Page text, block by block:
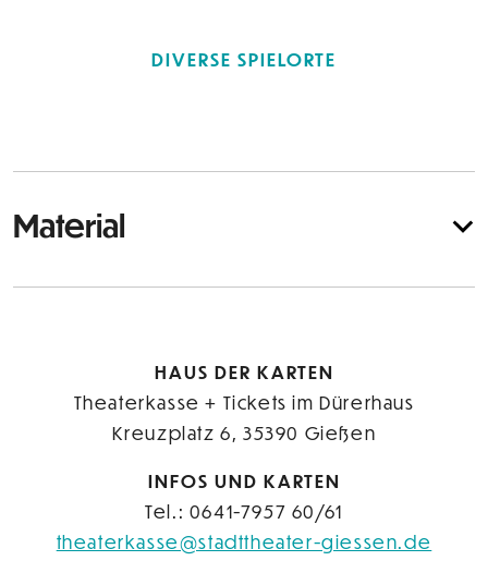
DIVERSE SPIELORTE
Material
HAUS DER KARTEN
Theaterkasse + Tickets im Dürerhaus
Kreuzplatz 6, 35390 Gießen
INFOS UND KARTEN
Tel.: 0641-7957 60/61
theaterkasse@stadttheater-giessen.de